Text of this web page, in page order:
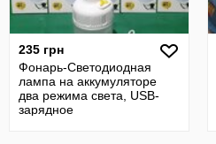
235 грн
Фонарь-Светодиодная
лампа на аккумуляторе
два режима света, USB-
зарядное